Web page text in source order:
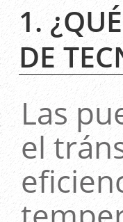
1.
DE
Las
el